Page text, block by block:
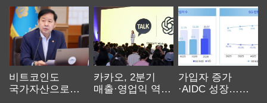
비트코인도
국가자산으로…'
카카오, 2분기
매출·영업익 역대
가입자 증가
·AIDC 성장…